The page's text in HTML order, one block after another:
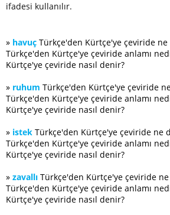
ifadesi kullanılır.
» havuç Türkçe'den Kürtçe'ye çeviride
Türkçe'den Kürtçe'ye çeviride anlamı
Kürtçe'ye çeviride nasıl denir?
» ruhum Türkçe'den Kürtçe'ye çeviride
Türkçe'den Kürtçe'ye çeviride anlamı
Kürtçe'ye çeviride nasıl denir?
» istek Türkçe'den Kürtçe'ye çeviride ne
Türkçe'den Kürtçe'ye çeviride anlamı
Kürtçe'ye çeviride nasıl denir?
» zavallı Türkçe'den Kürtçe'ye çeviride
Türkçe'den Kürtçe'ye çeviride anlamı
Kürtçe'ye çeviride nasıl denir?